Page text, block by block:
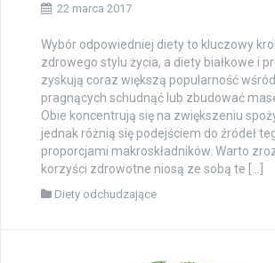
22 marca 2017
Wybór odpowiedniej diety to kluczowy
zdrowego stylu życia, a diety białkowe i
zyskują coraz większą popularność
pragnących schudnąć lub zbudować
Obie koncentrują się na zwiększeniu
jednak różnią się podejściem do źródeł
proporcjami makroskładników. Warto
korzyści zdrowotne niosą ze sobą te […]
Diety odchudzające